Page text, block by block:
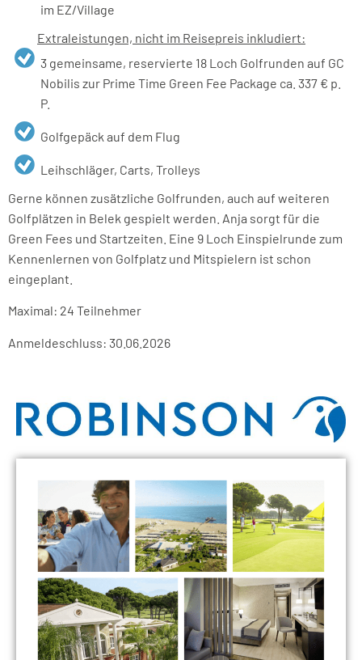
im EZ/Village
Extraleistungen, nicht im Reisepreis inkludiert:
3 gemeinsame, reservierte 18 Loch Golfrunden auf GC
Nobilis zur Prime Time Green Fee Package ca. 337 € p.
P.
Golfgepäck auf dem Flug
Leihschläger, Carts, Trolleys
Gerne können zusätzliche Golfrunden, auch auf weiteren
Golfplätzen in Belek gespielt werden. Anja sorgt für die
Green Fees und Startzeiten. Eine 9 Loch Einspielrunde zum
Kennenlernen von Golfplatz und Mitspielern ist schon
eingeplant.
Maximal: 24 Teilnehmer
Anmeldeschluss: 30.06.2026